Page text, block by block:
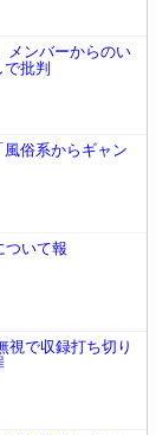
メンバーからのい
批判
俗系からギャン
ついて報
視で収録打ち切り